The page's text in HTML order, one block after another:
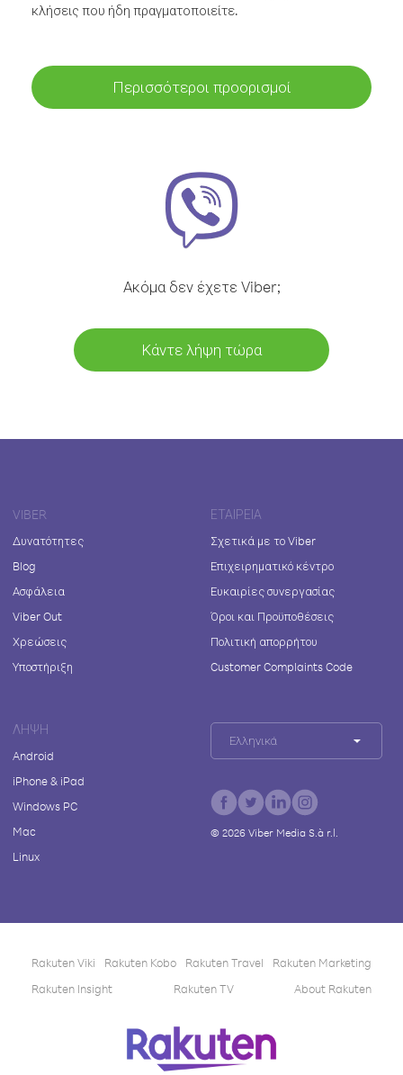
κλήσεις που ήδη πραγματοποιείτε.
Περισσότεροι προορισμοί
Ακόμα δεν έχετε Viber;
Κάντε λήψη τώρα
VIBER
Δυνατότητες
Blog
Ασφάλεια
Viber Out
Χρεώσεις
Υποστήριξη
ΕΤΑΙΡΕΊΑ
Σχετικά με το Viber
Επιχειρηματικό κέντρο
Ευκαιρίες συνεργασίας
Όροι και Προϋποθέσεις
Πολιτική απορρήτου
Customer Complaints Code
ΛΉΨΗ
Android
iPhone & iPad
Windows PC
Mac
Linux
Ελληνικά
© 2026Viber Media S.à r.l.
Rakuten Viki Rakuten Kobo Rakuten Travel
Rakuten Marketing
Rakuten Insight
Rakuten TV About Rakuten